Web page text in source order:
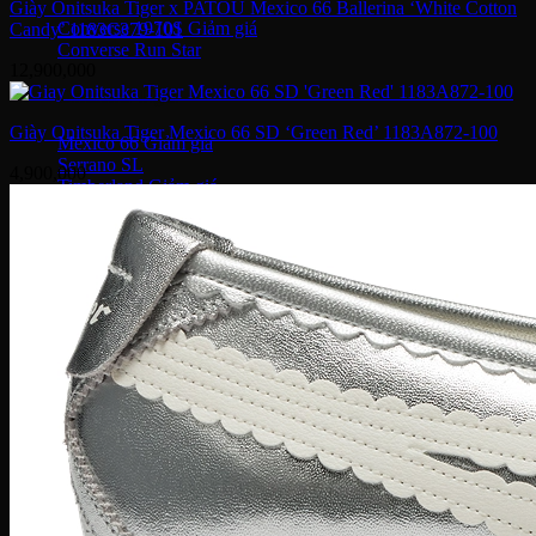
Converse 1970S
Converse Run Star
Onitsuka Tiger
Mexico 66
Serrano SL
Timberland
Travis Scott
Under Armour
Balenciaga
Dr. Martens
Hoka
Xvessel
Off-White
Saucony
Gucci
Bape
Dior
Golden Goose
Alexander McQueen
Rick Owens
Supreme
Giày Onitsuka Tiger x PATOU Mexico 66 Ballerina ‘White Cotton
Candy’ 1183C379-101
Giày Onitsuka Tiger Mexico 66 SD ‘Green Red’ 1183A872-100
4,900,000